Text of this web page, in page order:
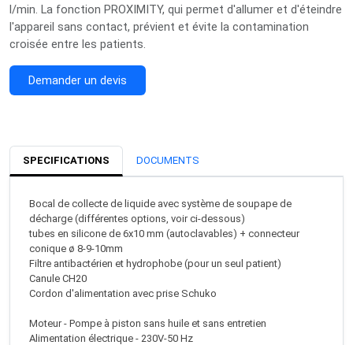
l/min. La fonction PROXIMITY, qui permet d'allumer et d'éteindre
l'appareil sans contact, prévient et évite la contamination
croisée entre les patients.
Demander un devis
SPECIFICATIONS DOCUMENTS
Bocal de collecte de liquide avec système de soupape de
décharge (différentes options, voir ci-dessous)
tubes en silicone de 6x10 mm (autoclavables) + connecteur
conique ø 8-9-10mm
Filtre antibactérien et hydrophobe (pour un seul patient)
Canule CH20
Cordon d'alimentation avec prise Schuko
Moteur - Pompe à piston sans huile et sans entretien
Alimentation électrique - 230V-50 Hz